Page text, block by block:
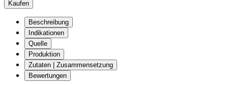
Kaufen
Beschreibung
Indikationen
Quelle
Produktion
Zutaten | Zusammensetzung
Bewertungen